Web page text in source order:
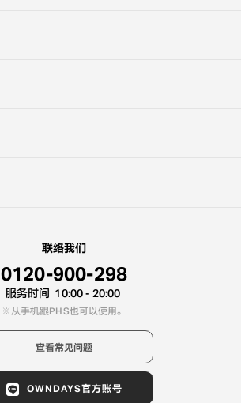
联络我们
0120-900-298
服务时间 10:00 - 20:00
从手机跟PHS也可以使用。
查看常见问题
OWNDAYS官方账号